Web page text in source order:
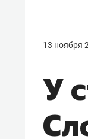
13 ноября
У